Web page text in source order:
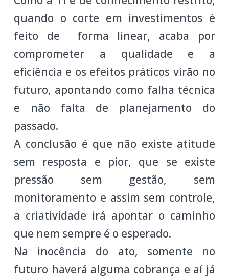
quando o corte em investimentos é
feito de forma linear, acaba por
comprometer a qualidade e a
eficiência e os efeitos práticos virão no
futuro, apontando como falha técnica
e não falta de planejamento do
passado.
A conclusão é que não existe atitude
sem resposta e pior, que se existe
pressão sem gestão, sem
monitoramento e assim sem controle,
a criatividade irá apontar o caminho
que nem sempre é o esperado.
Na inocência do ato, somente no
futuro haverá alguma cobrança e aí já